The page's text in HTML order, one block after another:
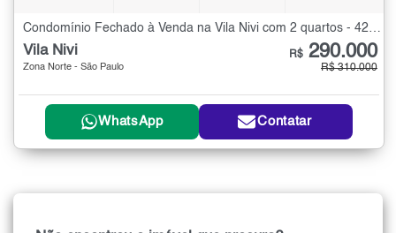
Vila Nivi
Zona Norte - São Paulo
R$ 290.000
R$ 310.000
WhatsApp Contatar